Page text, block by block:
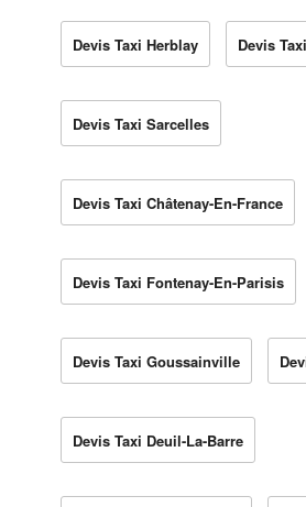
Devis Taxi Herblay Devis
Devis Taxi Sarcelles
Devis Taxi Châtenay-En-France
Devis Taxi Fontenay-En-Parisis
Devis Taxi Goussainville
Devis Taxi Deuil-La-Barre